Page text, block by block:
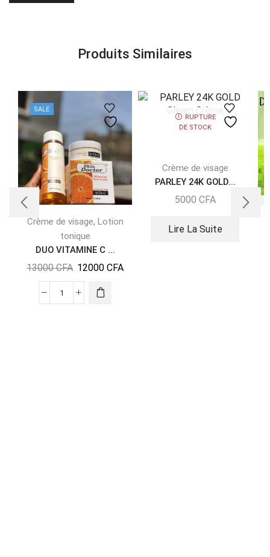
Produits Similaires
SALE
Crème de visage, Lotion
tonique
DUO VITAMINE C ...
13000CFA 12000 CFA
RUPTURE
DE STOCK
Crème de visage
PARLEY 24K GOLD...
5000 CFA
Lire La Suite